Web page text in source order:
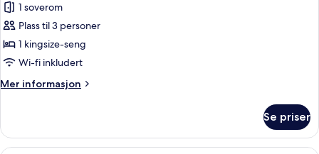
1 soverom
Plass til 3 personer
1 kingsize-seng
Wi-fi inkludert
Mer informasjon
Mer
–
executive
Se priser